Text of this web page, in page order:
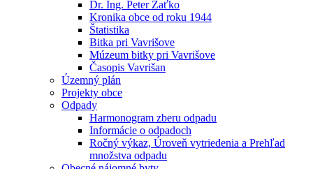
Dr. Ing. Peter Zaťko
Kronika obce od roku 1944
Štatistika
Bitka pri Vavrišove
Múzeum bitky pri Vavrišove
Časopis Vavrišan
Územný plán
Projekty obce
Odpady
Harmonogram zberu odpadu
Informácie o odpadoch
Ročný výkaz, Úroveň vytriedenia a Prehľad
množstva odpadu